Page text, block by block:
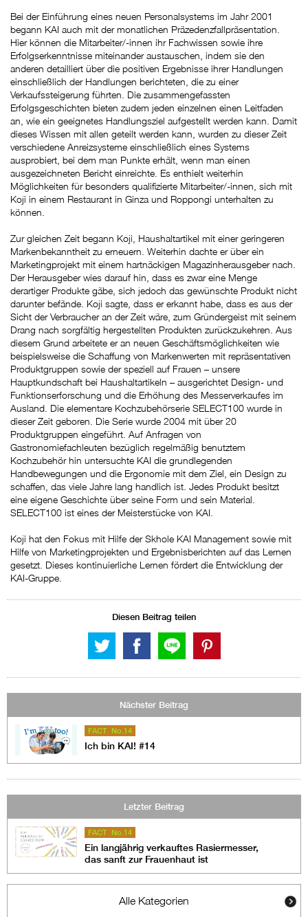
Bei der Einführung eines neuen Personalsystems im Jahr 2001
begann KAI auch mit der monatlichen Präzedenzfallpräsentation.
Hier können die Mitarbeiter/-innen ihr Fachwissen sowie ihre
Erfolgserkenntnisse miteinander austauschen, indem sie den
anderen detailliert über die positiven Ergebnisse ihrer Handlungen
einschließlich der Handlungen berichteten, die zu einer
Verkaufssteigerung führten. Die zusammengefassten
Erfolgsgeschichten bieten zudem jeden einzelnen einen Leitfaden
an, wie ein geeignetes Handlungsziel aufgestellt werden kann. Damit
dieses Wissen mit allen geteilt werden kann, wurden zu dieser Zeit
verschiedene Anreizsysteme einschließlich eines Systems
ausprobiert, bei dem man Punkte erhält, wenn man einen
ausgezeichneten Bericht einreichte. Es enthielt weiterhin
Möglichkeiten für besonders qualifizierte Mitarbeiter/-innen, sich mit
Koji in einem Restaurant in Ginza und Roppongi unterhalten zu
können.
Zur gleichen Zeit begann Koji, Haushaltartikel mit einer geringeren
Markenbekanntheit zu erneuern. Weiterhin dachte er über ein
Marketingprojekt mit einem hartnäckigen Magazinherausgeber nach.
Der Herausgeber wies darauf hin, dass es zwar eine Menge
derartiger Produkte gäbe, sich jedoch das gewünschte Produkt nicht
darunter befände. Koji sagte, dass er erkannt habe, dass es aus der
Sicht der Verbraucher an der Zeit wäre, zum Gründergeist mit seinem
Drang nach sorgfältig hergestellten Produkten zurückzukehren. Aus
diesem Grund arbeitete er an neuen Geschäftsmöglichkeiten wie
beispielsweise die Schaffung von Markenwerten mit repräsentativen
Produktgruppen sowie der speziell auf Frauen – unsere
Hauptkundschaft bei Haushaltartikeln – ausgerichtet Design- und
Funktionserforschung und die Erhöhung des Messerverkaufes im
Ausland. Die elementare Kochzubehörserie SELECT100 wurde in
dieser Zeit geboren. Die Serie wurde 2004 mit über 20
Produktgruppen eingeführt. Auf Anfragen von
Gastronomiefachleuten bezüglich regelmäßig benutztem
Kochzubehör hin untersuchte KAI die grundlegenden
Handbewegungen und die Ergonomie mit dem Ziel, ein Design zu
schaffen, das viele Jahre lang handlich ist. Jedes Produkt besitzt
eine eigene Geschichte über seine Form und sein Material.
SELECT100 ist eines der Meisterstücke von KAI.
Koji hat den Fokus mit Hilfe der Skhole KAI Management sowie mit
Hilfe von Marketingprojekten und Ergebnisberichten auf das Lernen
gesetzt. Dieses kontinuierliche Lernen fördert die Entwicklung der
KAI-Gruppe.
Diesen Beitrag teilen
Nächster Beitrag
FACT No.14
Ich bin KAI! #14
Letzter Beitrag
FACT No.14
Ein langjährig verkauftes Rasiermesser,
das sanft zur Frauenhaut ist
Alle Kategorien